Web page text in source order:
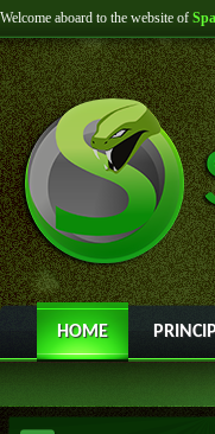
Welcome aboard to the website of
HOME